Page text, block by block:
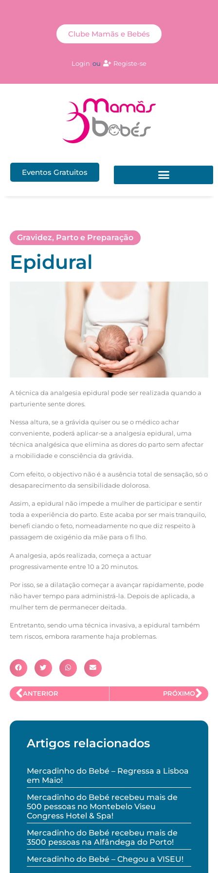
Login ou Registe-se
Clube Mamãs e Bebés
Eventos Gratuitos
Gravidez, Parto e Preparação
Epidural
A técnica da analgesia epidural pode ser realizada quando a
parturiente sente dores.
Nessa altura, se a grávida quiser ou se o médico achar
conveniente, poderá aplicar-se a analgesia epidural, uma
técnica analgésica que elimina as dores do parto sem afectar
a mobilidade e consciência da grávida.
Com efeito, o objectivo não é a ausência total de sensação, só o
desaparecimento da sensibilidade dolorosa.
Assim, a epidural não impede a mulher de participar e sentir
toda a experiência do parto. Este acaba por ser mais tranquilo,
benefi ciando o feto, nomeadamente no que diz respeito à
passagem de oxigénio da mãe para o fi lho.
A analgesia, após realizada, começa a actuar
progressivamente entre 10 a 20 minutos.
Por isso, se a dilatação começar a avançar rapidamente, pode
não haver tempo para administrá-la. Depois de aplicada, a
mulher tem de permanecer deitada.
Entretanto, sendo uma técnica invasiva, a epidural também
tem riscos, embora raramente haja problemas.
ANTERIOR PRÓXIMO
Artigos relacionados
Mercadinho do Bebé – Regressa a Lisboa
em Maio!
Mercadinho do Bebé recebeu mais de
500 pessoas no Montebelo Viseu
Congress Hotel & Spa!
Mercadinho do Bebé recebeu mais de
3500 pessoas na Alfândega do Porto!
Mercadinho do Bebé – Chegou a VISEU!